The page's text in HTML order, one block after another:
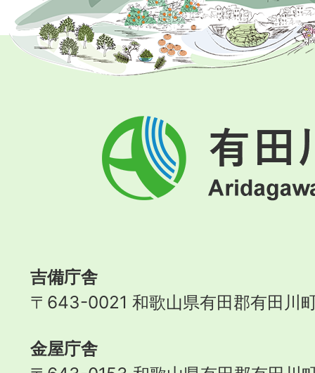
有
田
川
町
吉備庁舎
〒643-0021 和歌山県有田郡有田川
金屋庁舎